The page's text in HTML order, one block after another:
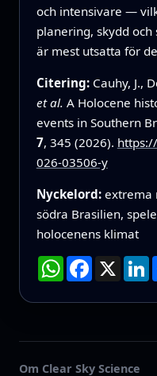
och intensivare —
planering, skydd
är mest utsatta för
Citering: Cauhy, J.,
et al. A Holocene
events in Southern
7, 345 (2026).
026-03506-y
Nyckelord: extrema
södra Brasilien,
holocenens klimat
WhatsApp
Facebook
X
Om Clear Sky Science